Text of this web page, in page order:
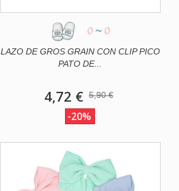
0 ~0
LAZO DE GROS GRAIN CON CLIP PICO
PATO DE...
4,72 € 5,90 €
-20%